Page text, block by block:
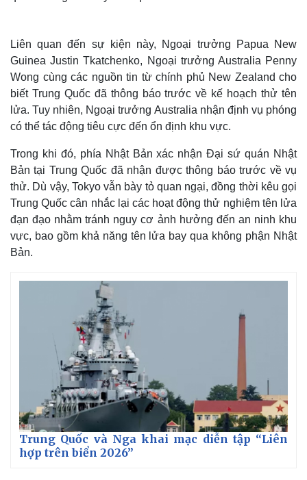
Thế giới
Quan sát
Cuộc sống đó đây
Hồ sơ
Multimedia
Video
Ảnh
Liên quan đến sự kiện này, Ngoại trưởng Papua New
Guinea Justin Tkatchenko, Ngoại trưởng Australia Penny
Wong cùng các nguồn tin từ chính phủ New Zealand cho
biết Trung Quốc đã thông báo trước về kế hoạch thử tên
lửa. Tuy nhiên, Ngoại trưởng Australia nhận định vụ phóng
có thể tác động tiêu cực đến ổn định khu vực.
Trong khi đó, phía Nhật Bản xác nhận Đại sứ quán Nhật
Bản tại Trung Quốc đã nhận được thông báo trước về vụ
thử. Dù vậy, Tokyo vẫn bày tỏ quan ngại, đồng thời kêu gọi
Trung Quốc cân nhắc lại các hoạt động thử nghiệm tên lửa
đạn đạo nhằm tránh nguy cơ ảnh hưởng đến an ninh khu
vực, bao gồm khả năng tên lửa bay qua không phận Nhật
Bản.
Trung Quốc và Nga khai mạc diễn tập “Liên
hợp trên biển 2026”